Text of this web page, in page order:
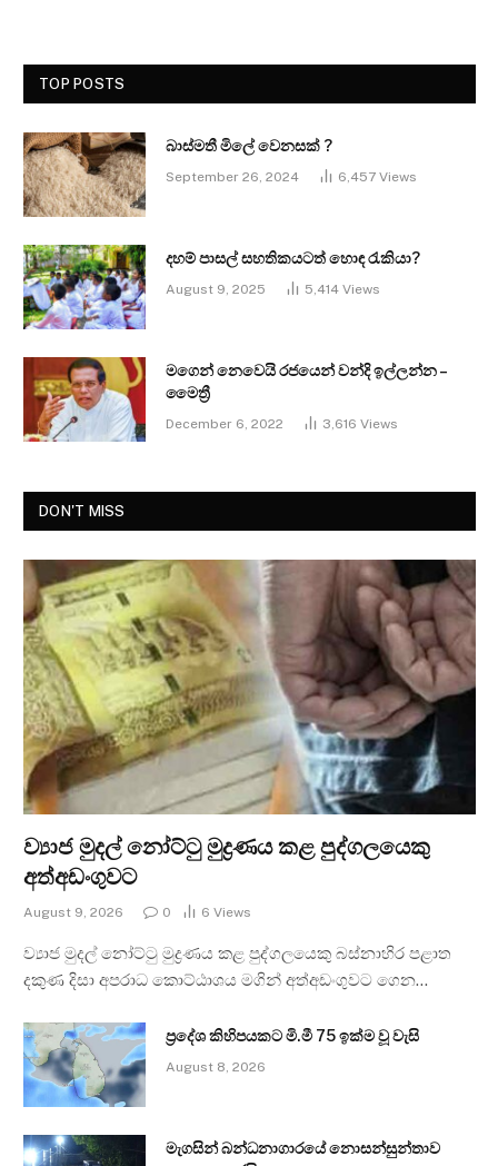
TOP POSTS
බාස්මතී මිලේ වෙනසක් ?
September 26, 2024 6,457 Views
දහම් පාසල් සහතිකයටත් හොඳ රැකියා?
August 9, 2025 5,414 Views
මගෙන් නෙවෙයි රජයෙන් වන්දි ඉල්ලන්න –
මෛත්‍රී
December 6, 2022 3,616 Views
DON'T MISS
ව්‍යාජ මුදල් නෝට්ටු මුද්‍රණය කළ පුද්ගලයෙකු
අත්අඩංගුවට
August 9, 2026 0 6 Views
ව්‍යාජ මුදල් නෝට්ටු මුද්‍රණය කළ පුද්ගලයෙකු බස්නාහිර පළාත
දකුණ දිසා අපරාධ කොට්ඨාශය මගින් අත්අඩංගුවට ගෙන…
ප්‍රදේශ කිහිපයකට මි.මී 75 ඉක්ම වූ වැසි
August 8, 2026
මැගසින් බන්ධනාගාරයේ නොසන්සුන්තාව